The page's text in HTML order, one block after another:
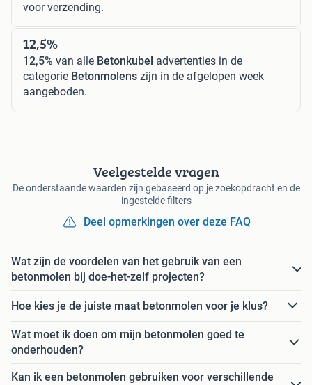
voor verzending.
12,5%
12,5% van alle Betonkubel advertenties in de
categorie Betonmolens zijn in de afgelopen week
aangeboden.
Veelgestelde vragen
De onderstaande waarden zijn gebaseerd op je zoekopdracht en de
ingestelde filters
Deel opmerkingen over deze FAQ
Wat zijn de voordelen van het gebruik van een
betonmolen bij doe-het-zelf projecten?
Hoe kies je de juiste maat betonmolen voor je klus?
Wat moet ik doen om mijn betonmolen goed te
onderhouden?
Kan ik een betonmolen gebruiken voor verschillende